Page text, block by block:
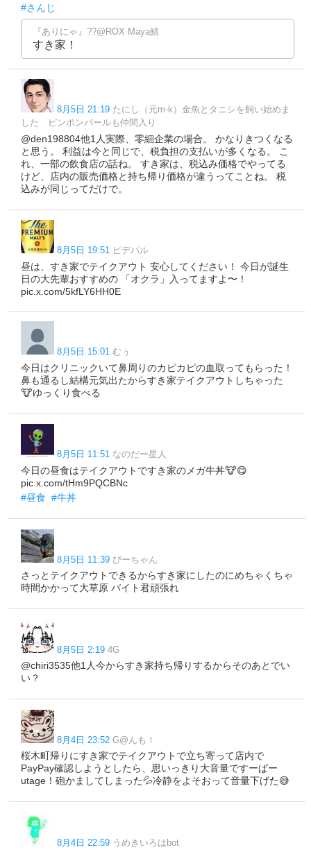
#さんじ
『ありにゃ』??@ROX Maya鯖
すき家！
8月5日 21:19 たにし（元m-k）金魚とタニシを飼い始めま
した ピンポンパールも仲間入り
@den198804他1人実際、零細企業の場合。 かなりきつくなる
と思う。 利益は今と同じで、税負担の支払いが多くなる。 こ
れ、一部の飲食店の話ね。 すき家は、税込み価格でやってる
けど、店内の販売価格と持ち帰り価格が違うってことね。 税
込みが同じってだけで。
8月5日 19:51 ピデパル
昼は、すき家でテイクアウト 安心してください！ 今日が誕生
日の大先輩おすすめの 「オクラ」入ってますよ〜！
pic.x.com/5kfLY6HH0E
8月5日 15:01 むぅ
今日はクリニックいて鼻周りのカピカピの血取ってもらった！
鼻も通るし結構元気出たからすき家テイクアウトしちゃった
🐮ゆっくり食べる
8月5日 11:51 なのだー星人
今日の昼食はテイクアウトですき家のメガ牛丼🐮😋
pic.x.com/tHm9PQCBNc
#昼食 #牛丼
8月5日 11:39 ぴーちゃん
さっとテイクアウトできるからすき家にしたのにめちゃくちゃ
時間かかって大草原 バイト君頑張れ
8月5日 2:19 4G
@chiri3535他1人今からすき家持ち帰りするからそのあとでい
い？
8月4日 23:52 G@んも！
桜木町帰りにすき家でテイクアウトで立ち寄って店内で
PayPay確認しようとしたら、思いっきり大音量ですーぱー
utage！砲かましてしまった💦冷静をよそおって音量下げた😅
8月4日 22:59 うめきいろはbot